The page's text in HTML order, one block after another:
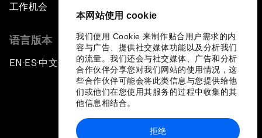
本网站使用 cookie
我们使用 Cookie 来制作贴合用户需求的内
容与广告、提供社交媒体功能以及分析我们
的流量。我们还会与社交媒体、广告和分析
合作伙伴分享您对我们网站的使用情况，这
些合作伙伴可能会将此类信息与您提供给他
们或他们在您使用其服务的过程中收集的其
他信息相结合。
拒绝
工作机会
语言版本
EN ▪ES▪中文▪ 日本語